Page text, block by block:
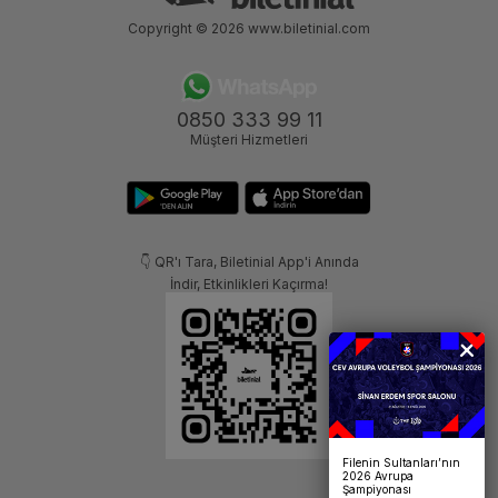
0850 333 99 11
Müşteri Hizmetleri
👇 QR'ı Tara, Biletinial App'i Anında
İndir, Etkinlikleri Kaçırma!
Copyright © 2026 www.biletinial.com
Filenin Sultanları’nın
2026 Avrupa
Şampiyonası